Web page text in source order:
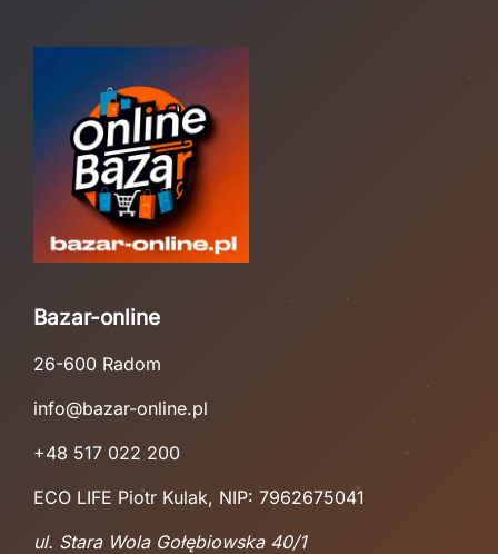
Bazar-online
26-600 Radom
info@bazar-online.pl
+48 517 022 200
ECO LIFE Piotr Kulak, NIP: 7962675041
ul. Stara Wola Gołębiowska 40/1